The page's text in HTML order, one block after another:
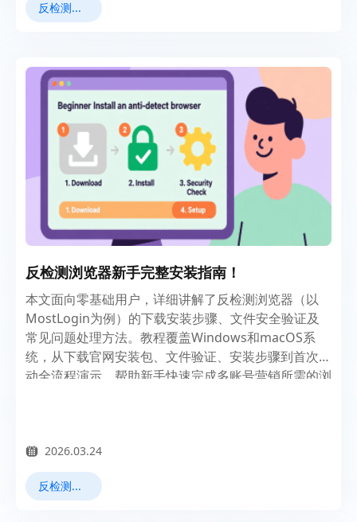
反检测浏览器
反检测浏览器新手完整安装指南！
本文面向零基础用户，详细讲解了反检测浏览器（以
MostLogin为例）的下载安装步骤、文件安全验证及
常见问题处理方法。教程覆盖Windows和macOS系
统，从下载官网安装包、文件验证、安装步骤到首次启
动全流程演示，帮助新手快速完成多账号营销所需的浏
2026.03.24
反检测浏览器